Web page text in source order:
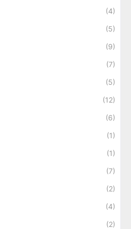
(4)
(5)
(9)
(7)
(5)
(12)
(6)
(1)
(1)
(7)
(2)
(4)
(2)